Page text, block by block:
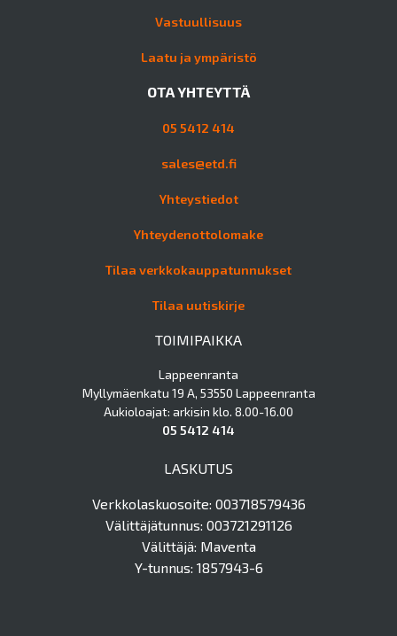
Vastuullisuus
Laatu ja ympäristö
OTA YHTEYTTÄ
05 5412 414
sales@etd.fi
Yhteystiedot
Yhteydenottolomake
Tilaa verkkokauppatunnukset
Tilaa uutiskirje
TOIMIPAIKKA
Lappeenranta
Myllymäenkatu 19 A, 53550 Lappeenranta
Aukioloajat: arkisin klo. 8.00-16.00
05 5412 414
LASKUTUS
Verkkolaskuosoite: 003718579436
Välittäjätunnus: 003721291126
Välittäjä: Maventa
Y-tunnus: 1857943-6